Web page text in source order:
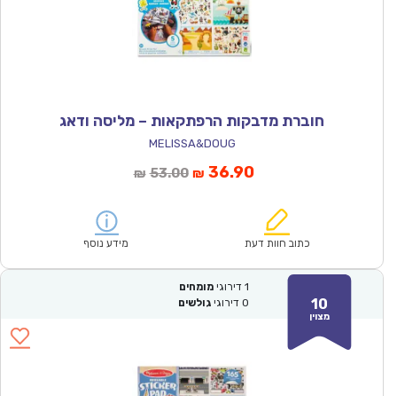
חוברת מדבקות הרפתקאות – מליסה ודאג
MELISSA&DOUG
₪ 53.00המחיר
₪53.00.
₪ 36.90המחיר
הוא:
כתוב חוות דעת מידע נוסף
10
מצוין
1 דירוגי מומחים
0 דירוגי גולשים